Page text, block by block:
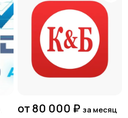
от 80 000 ₽ за месяц